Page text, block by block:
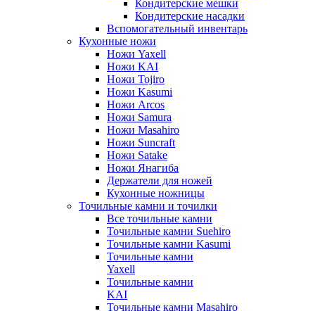
Кондитерские мешки
Кондитерские насадки
Вспомогательный инвентарь
Кухонные ножи
Ножи Yaxell
Ножи KAI
Ножи Tojiro
Ножи Kasumi
Ножи Arcos
Ножи Samura
Ножи Masahiro
Ножи Suncraft
Ножи Satake
Ножи Янагиба
Держатели для ножей
Кухонные ножницы
Точильные камни и точилки
Все точильные камни
Точильные камни Suehiro
Точильные камни Kasumi
Точильные камни
Yaxell
Точильные камни
KAI
Точильные камни Masahiro